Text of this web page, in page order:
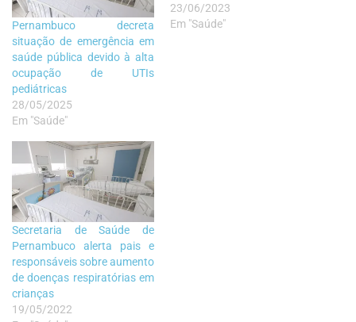
Pernambuco decreta
situação de emergência em
saúde pública devido à alta
ocupação de UTIs
pediátricas
28/05/2025
Em "Saúde"
23/06/2023
Em "Saúde"
Secretaria de Saúde de
Pernambuco alerta pais e
responsáveis sobre aumento
de doenças respiratórias em
crianças
19/05/2022